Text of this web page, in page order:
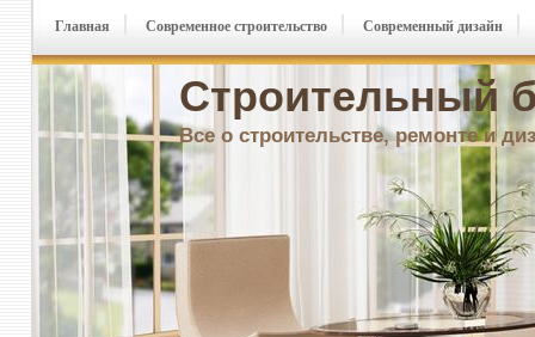
Строительный
Все о строительстве, ремонте и
Главная Современное строительство Современный дизайн